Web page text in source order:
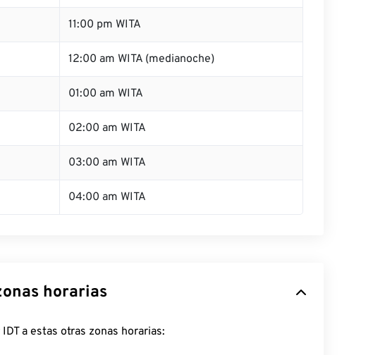
11:00 pm WITA
12:00 am WITA (medianoche)
01:00 am WITA
02:00 am WITA
03:00 am WITA
04:00 am WITA
horarias
a estas otras zonas horarias: